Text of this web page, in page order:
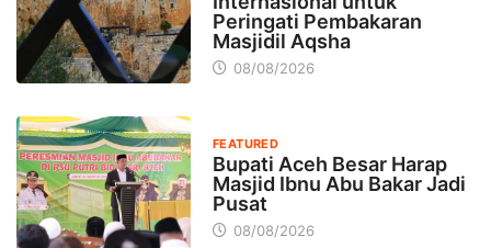
Peringati Pembakaran
Masjidil Aqsha
08/08/2026
FEATURED
Bupati Aceh Besar Harap
Masjid Ibnu Abu Bakar Jadi
Pusat
08/08/2026